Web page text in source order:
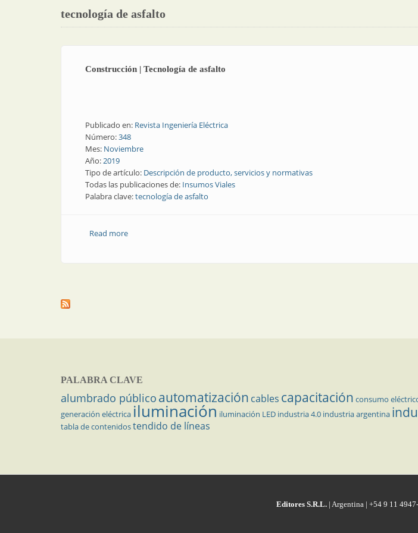
tecnología de asfalto
Construcción | Tecnología de asfalto
Publicado en: Revista Ingeniería Eléctrica
Número:348
Mes: Noviembre
Año:2019
Tipo de artículo: Descripción de producto, servicios y normativas
Todas las publicaciones de: Insumos Viales
Palabra clave:tecnología de asfalto
Read moreabout Construcción | Tecnología de asfalto
PALABRA CLAVE
alumbrado público automatización cables capacitación consumo
generación eléctrica iluminación iluminación LED industria 4.0 industria argentina
tabla de contenidostendido de líneas
Editores S.R.L.| Argentina | +54 9 11